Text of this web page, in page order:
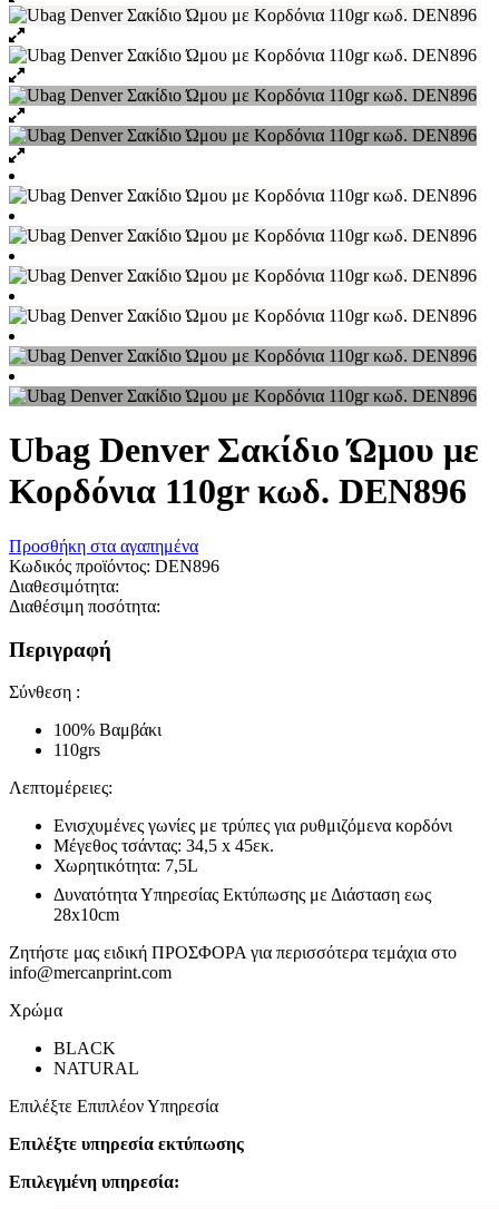
Ubag Denver Σακίδιο Ώμου με
Κορδόνια 110gr κωδ. DEN896
Προσθήκη στα αγαπημένα
Κωδικός προϊόντος: DEN896
Διαθεσιμότητα:
Διαθέσιμη ποσότητα:
Περιγραφή
Σύνθεση :
100% Βαμβάκι
110grs
Λεπτομέρειες:
Ενισχυμένες γωνίες με τρύπες για ρυθμιζόμενα κορδόνι
Μέγεθος τσάντας: 34,5 x 45εκ.
Χωρητικότητα: 7,5L
Δυνατότητα Υπηρεσίας Εκτύπωσης με Διάσταση εως
28x10cm
Ζητήστε μας ειδική ΠΡΟΣΦΟΡΑ για περισσότερα τεμάχια στο
info@mercanprint.com
Χρώμα
BLACK
NATURAL
Επιλέξτε Επιπλέον Υπηρεσία
Επιλέξτε υπηρεσία εκτύπωσης
Επιλεγμένη υπηρεσία: